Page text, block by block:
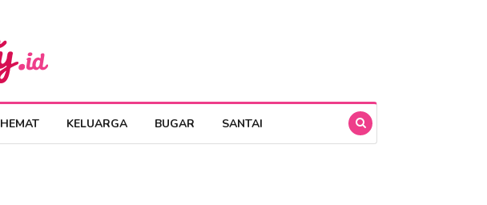
HEMAT KELUARGA BUGAR SANTAI